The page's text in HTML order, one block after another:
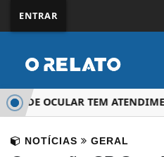
ENTRAR
OCULAR TEM
NOTÍCIAS GERAL